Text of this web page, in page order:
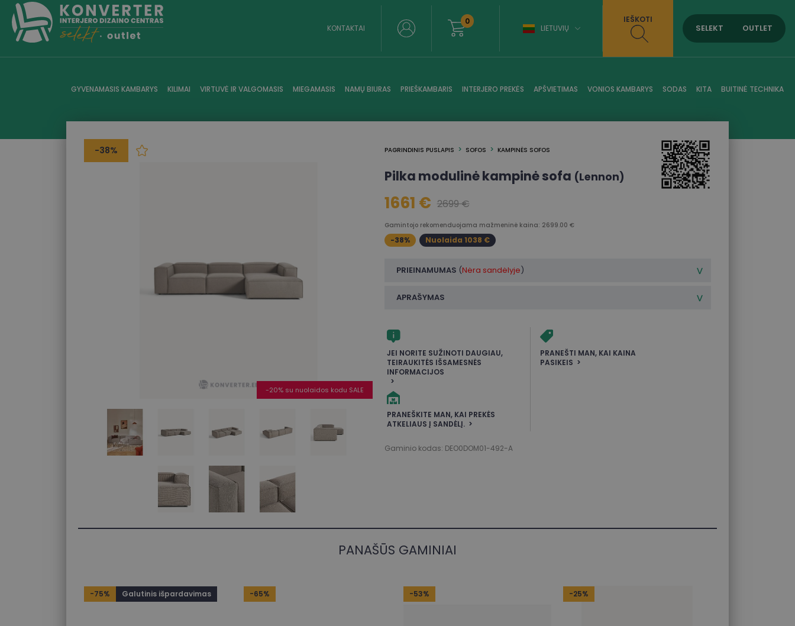
KONTAKTAI
0
LIETUVIŲ
IEŠKOTI
SELEKT OUTLET
GYVENAMASIS KAMBARYS KILIMAI VIRTUVĖ IR VALGOMASIS MIEGAMASIS NAMŲ BIURAS PRIEŠKAMBARIS INTERJERO PREKĖS APŠVIETIMAS VONIOS KAMBARYS SODAS KITA BUITINĖ TECHNIKA
-38%
-20% su nuolaidos kodu SALE
PAGRINDINIS PUSLAPIS SOFOS KAMPINĖS SOFOS
Pilka modulinė kampinė sofa (Lennon)
1661 € 2699 €
Gamintojo rekomenduojama mažmeninė kaina: 2699.00 €
-38% Nuolaida 1038 €
PRIEINAMUMAS (Nėra sandėlyje)
APRAŠYMAS
JEI NORITE SUŽINOTI DAUGIAU,
TEIRAUKITĖS IŠSAMESNĖS
INFORMACIJOS
PRANEŠTI MAN, KAI KAINA
PASIKEIS
PRANEŠKITE MAN, KAI PREKĖS
ATKELIAUS Į SANDĖLĮ.
Gaminio kodas: DEO0DOM01-492-A
PANAŠŪS GAMINIAI
-75% Galutinis išpardavimas -65% -53% -25%